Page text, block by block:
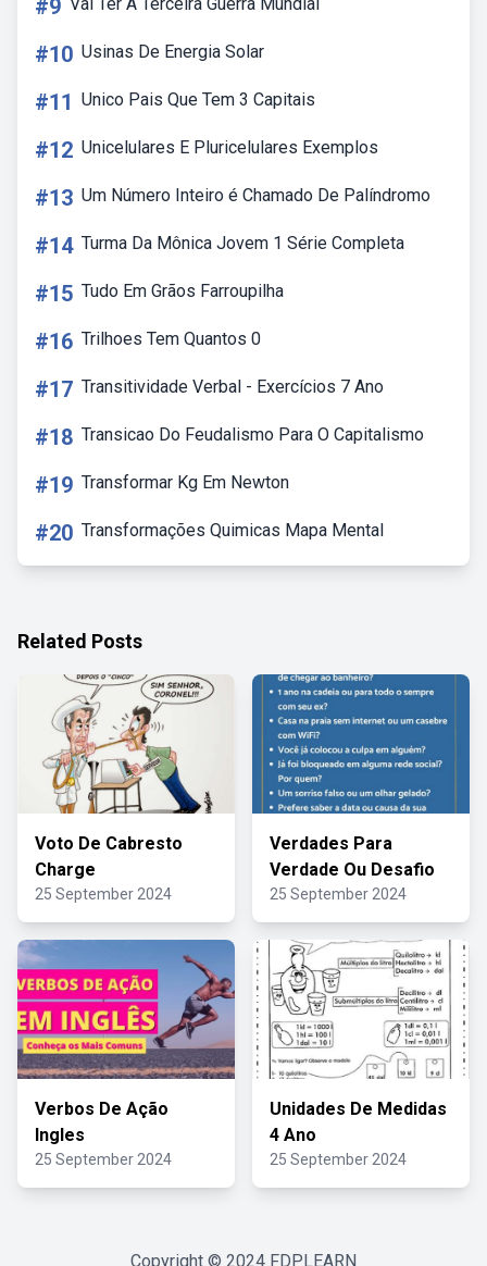
#9
#10 Usinas De Energia Solar
#11 Unico Pais Que Tem 3 Capitais
#12 Unicelulares E Pluricelulares Exemplos
#13 Um Número Inteiro é Chamado De Palíndromo
#14 Turma Da Mônica Jovem 1 Série Completa
#15 Tudo Em Grãos Farroupilha
#16 Trilhoes Tem Quantos 0
#17 Transitividade Verbal - Exercícios 7 Ano
#18 Transicao Do Feudalismo Para O Capitalismo
#19 Transformar Kg Em Newton
#20 Transformações Quimicas Mapa Mental
Related Posts
Voto De Cabresto
Charge
25 September 2024
Verdades Para
Verdade Ou Desafio
25 September 2024
Verbos De Ação
Ingles
25 September 2024
Unidades De Medidas
4 Ano
25 September 2024
Copyright © 2024 FDPLEARN